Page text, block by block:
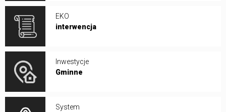
EKO
interwencja
Inwestycje
Gminne
System